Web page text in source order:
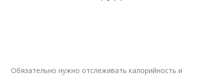
Обязательно нужно отслеживать калорийность и